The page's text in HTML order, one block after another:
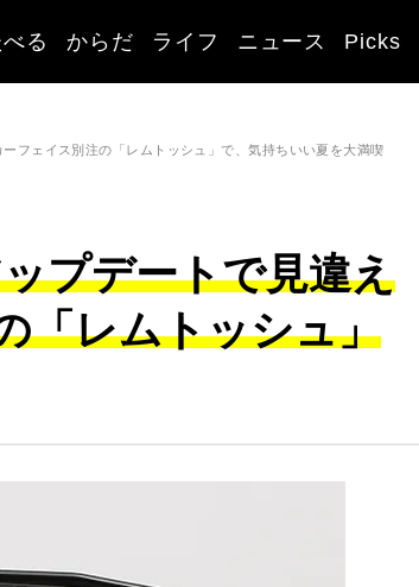
る からだ ライフ ニュース Picks
フェイス別注の「レムトッシュ」で、気持ちいい夏を大満喫
プデートで見違え
「レムトッシュ」